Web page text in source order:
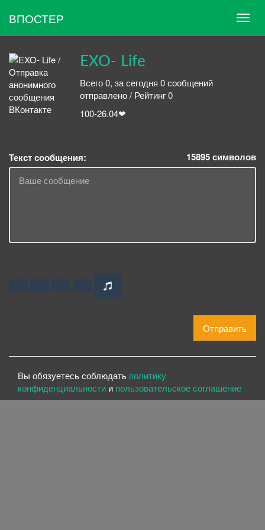
ВПОСТЕР
EXO- Life
Всего 0, за сегодня 0 сообщений
отправлено / Рейтинг 0
100-26.04❤
Текст сообщения: 15895символов
Отправить
Вы обязуетесь соблюдать политику
конфиденциальности и пользовательское соглашение